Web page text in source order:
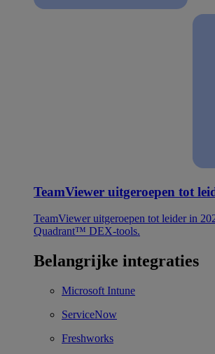
TeamViewer uitgeroepen tot
TeamViewer uitgeroepen tot leider in
Quadrant™ DEX-tools.
Belangrijke integraties
Microsoft Intune
ServiceNow
Freshworks